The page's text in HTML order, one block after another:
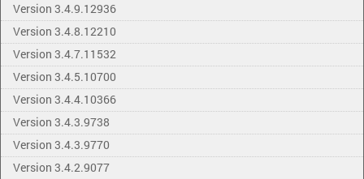
Version 3.4.9.12936
Version 3.4.8.12210
Version 3.4.7.11532
Version 3.4.5.10700
Version 3.4.4.10366
Version 3.4.3.9738
Version 3.4.3.9770
Version 3.4.2.9077